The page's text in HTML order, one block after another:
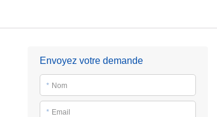
Envoyez votre demande
* Nom
* Email